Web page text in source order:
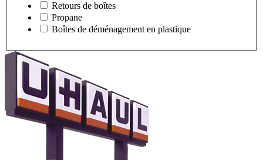
Retours de boîtes
Propane
Boîtes de déménagement en plastique